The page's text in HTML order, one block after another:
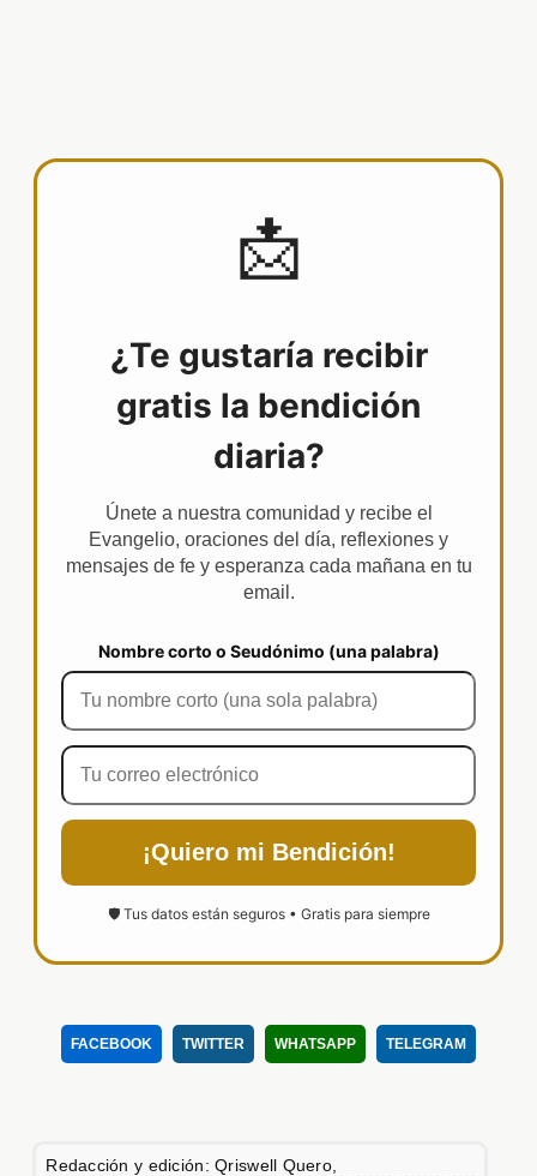
📩
¿Te gustaría recibir
gratis la bendición
diaria?
Únete a nuestra comunidad y recibe el
Evangelio, oraciones del día, reflexiones y
mensajes de fe y esperanza cada mañana en tu
email.
Nombre corto o Seudónimo (una palabra)
¡Quiero mi Bendición!
🛡️ Tus datos están seguros • Gratis para siempre
FACEBOOK TWITTER WHATSAPP TELEGRAM
Redacción y edición: Qriswell Quero,